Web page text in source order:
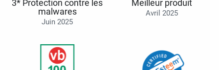
3* Protection contre les
malwares
Juin 2025
Meilleur produit
Avril 2025